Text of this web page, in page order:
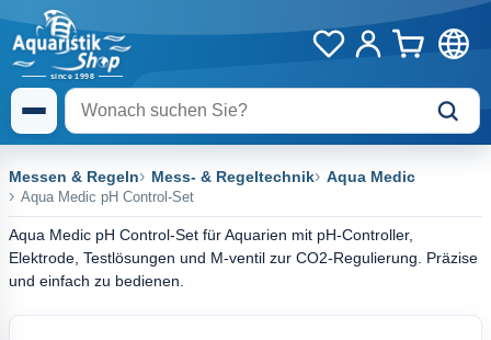
Messen & Regeln Mess- & Regeltechnik Aqua Medic
Aqua Medic pH Control-Set
Aqua Medic pH Control-Set für Aquarien mit pH-Controller,
Elektrode, Testlösungen und M-ventil zur CO2-Regulierung. Präzise
und einfach zu bedienen.